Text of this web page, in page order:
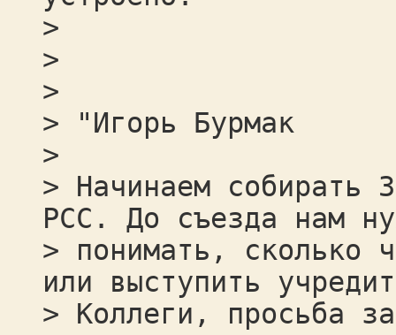
>
>
>
> "Игорь Бурмак
>
> Начинаем собирать
РСС. До съезда нам
> понимать, сколько
или выступить
> Коллеги, просьба